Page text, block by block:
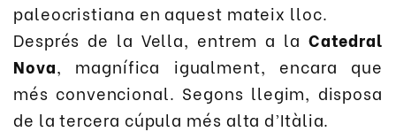
paleocristiana en aquest mateix lloc.
Després de la Vella, entrem a la Catedral
Nova, magnífica igualment, encara que
més convencional. Segons llegim, disposa
de la tercera cúpula més alta d’Itàlia.